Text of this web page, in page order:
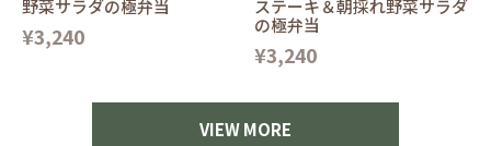
野菜サラダの極弁当
¥3,240
ステーキ＆朝採れ野菜サラダ
の極弁当
¥3,240
VIEW MORE